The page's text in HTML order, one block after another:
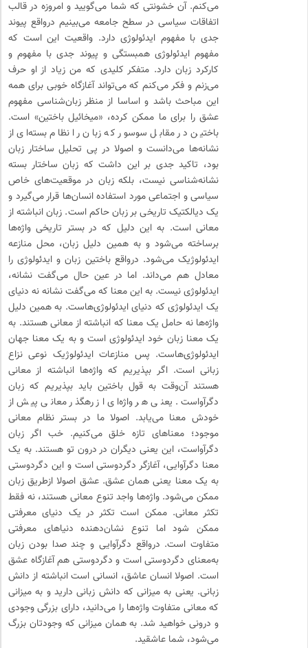
می‌کنم. آن خشونتی که شما می‌گویید و امروزه در قالب
اتفاقات سیاسی در سطح جامعه می‌بینیم درواقع پیوند
جدی با مفهوم ایدئولوژی دارد. واقعیت این است که
مفهوم ایدئولوژی همبستگی و پیوند جدی با مفهوم و
کارکرد زبان دارد. متفکر کلیدی که من زیاد از او حرف
می‌زنم و فکر می‌کنم که می‌تواند آغازگاه خوبی برای همه
این مباحث باشد و اساسا از منظر زبان‌شناسی مفهوم
عشق را برای ما ممکن کرده، «میخائیل باختین» است.
باختین در مقابل سوسور که زبان را نظام بسته‌ای از
نشانه‌ها می‌دانست و اصولا در پی تحلیل ساختار زبان
بود، تاکید جدی بر این داشت که زبان ساختار بسته
نشانه‌شناسی نیست، بلکه زبان در موقعیت‌های خاص
سیاسی و اجتماعی مورد استفاده انسان‌ها قرار می‌گیرد و
یک دیالکتیک تاریخی بر زبان حاکم است. زبان انباشته از
معانی است. به این دلیل که در بستر تاریخی واژه‌ها
برساخته می‌شود و به همین دلیل زبان، محل منازعه
ایدئولوژیک می‌شود. درواقع باختین زبان و ایدئولوژی را
معادل هم می‌داند. اما در عین حال می‌گفت نشانه،
ایدئولوژی نیست. به این معنا که می‌گفت نشانه نه دنیای
یک ایدئولوژی که دنیای ایدئولوژی‌هاست. به همین دلیل
واژه‌ها نه حامل یک معنا که انباشته از معانی هستند. به
یک معنا زبان خود ایدئولوژی است و به یک معنا جهان
ایدئولوژی‌هاست. پس منازعات ایدئولوژیک نوعی نزاع
زبانی است. اگر بپذیریم که واژه‌ها انباشته از معانی
هستند آن‌وقت به قول باختین باید بپذیریم که زبان
دگرآواست. یعنی هر واژه‌ای از رهگذر معانی پیش از
خودش معنا می‌یابد. اصولا ما در بستر نظام معانی
موجود؛ معناهای تازه خلق می‌کنیم. خب اگر زبان
دگرآواست، این یعنی دیگران در درون تو هستند. به یک
معنا دگرآوایی، آغازگر دگردوستی است و این دگردوستی
به یک معنا یعنی همان عشق. عشق اصولا ازطریق زبان
ممکن می‌شود. واژه‌ها واجد تنوع معانی هستند، نه فقط
تکثر معانی. ممکن است تکثر در یک دنیای معرفتی
ممکن شود اما تنوع نشان‌دهنده دنیاهای معرفتی
متفاوت است. درواقع دگرآوایی و چند صدا بودن زبان
به‌معنای دگردوستی است و دگردوستی هم آغازگاه عشق
است. اصولا انسان عاشق، انسانی است انباشته از دانش
زبانی. یعنی به میزانی که دانش زبانی دارید و به میزانی
که معانی متفاوت واژه‌ها را می‌دانید، دارای بزرگی وجودی
و درونی خواهید شد. به همان میزانی که وجودتان بزرگ
می‌شود، شما عاشقید.